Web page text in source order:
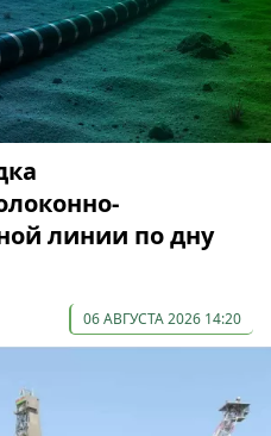
линии по дну
06 АВГУСТА 2026 14:20